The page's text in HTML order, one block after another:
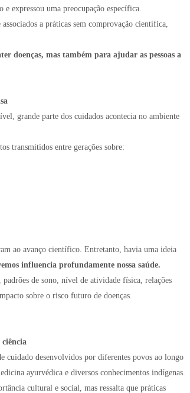
expressou uma preocupação específica.
a práticas sem comprovação científica,
doenças, mas também para ajudar as pessoas a
grande parte dos cuidados acontecia no ambiente
transmitidos entre gerações sobre:
ao avanço científico. Entretanto, havia uma ideia
influencia profundamente nossa saúde.
de sono, nível de atividade física, relações
sobre o risco futuro de doenças.
cuidado desenvolvidos por diferentes povos ao longo
ayurvédica e diversos conhecimentos indígenas.
cultural e social, mas ressalta que práticas